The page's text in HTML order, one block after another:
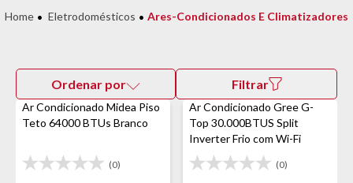
Eletrodomésticos Ares-Condicionados E Climatizadores
Ordenar por Filtrar
Ar Condicionado Midea Piso
Teto 64000 BTUs Branco
(0)
Ar Condicionado Gree G-
Top 30.000BTUS Split
Inverter Frio com Wi-Fi
(0)